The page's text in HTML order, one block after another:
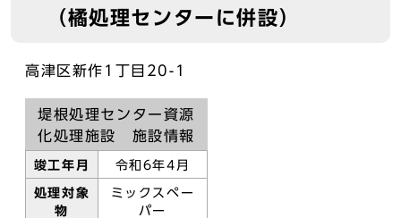
（橘処理センターに併設）
高津区新作1丁目20-1
堤根処理センター資源
化処理施設 施設情報
竣工年月 令和6年4月
処理対象
物
ミックスペー
パー